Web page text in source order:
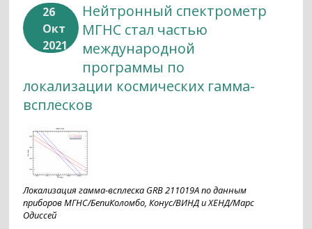
26
Окт
2021
Нейтронный спектрометр
МГНС стал частью
международной
программы по
локализации космических гамма-
всплесков
Локализация гамма-всплеска GRB 211019A по данным
приборов МГНС/БепиКоломбо, Конус/ВИНД и ХЕНД/Марс
Одиссей